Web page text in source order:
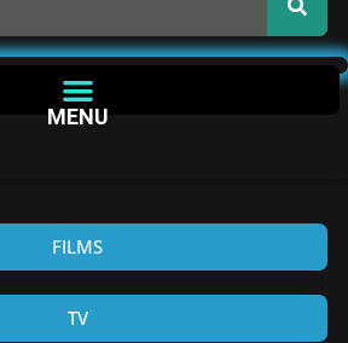
MENU
FILMS
TV